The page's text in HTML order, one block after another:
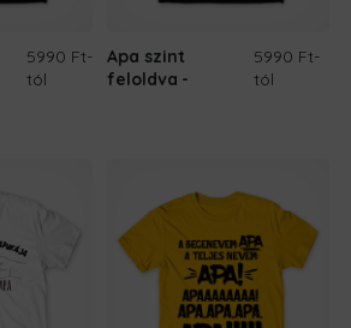
5990 Ft-
tól
Apa szint
feloldva
5990 Ft-
tól